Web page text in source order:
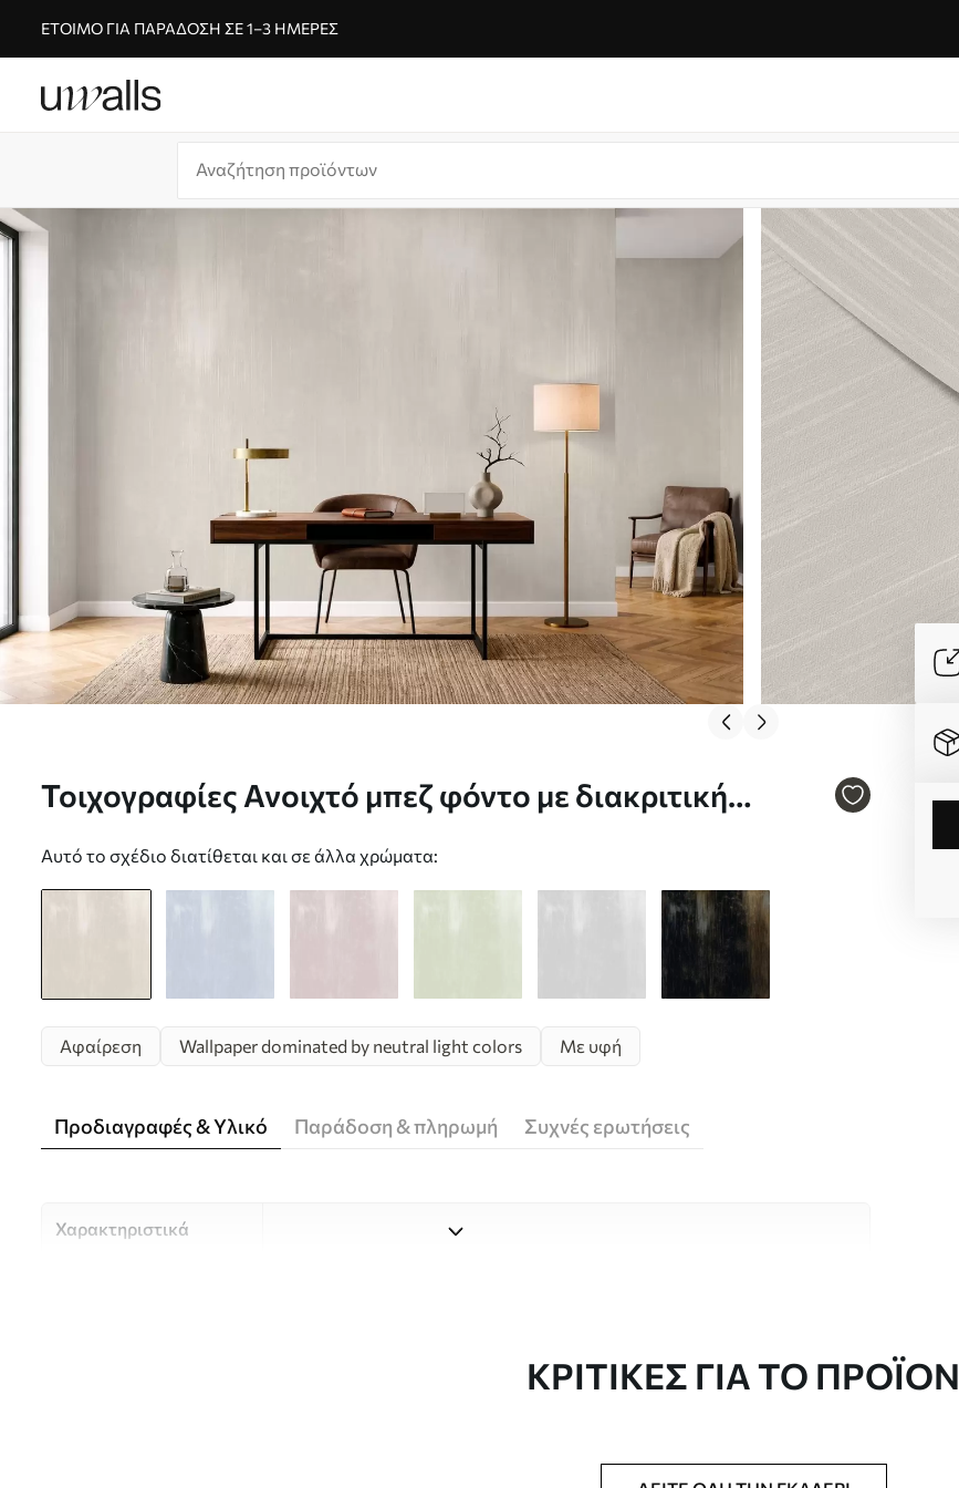
ΈΤΟΙΜΟ ΓΙΑ ΠΑΡΆΔΟΣΗ ΣΕ 1–3 ΗΜΈΡΕΣ
Τοιχογραφίες Ανοιχτό μπεζ φόντο με διακριτική
Αυτό το σχέδιο διατίθεται και σε άλλα χρώματα:
Αφαίρεση Wallpaper dominated by neutral light colors Με υφή
Προδιαγραφές & Υλικό Παράδοση & πληρωμή Συχνές ερωτήσεις
Χαρακτηριστικά
ΚΡΙΤΙΚΈΣ ΓΙΑ ΤΟ ΠΡΟΪΌΝ